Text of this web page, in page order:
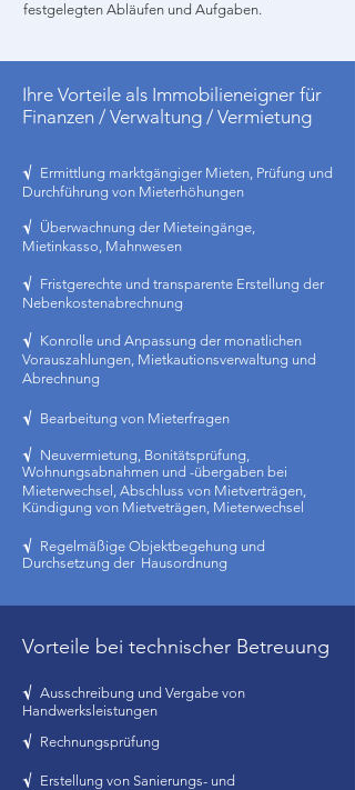
festgelegten Abläufen und Aufgaben.
Ihre Vorteile als Immobilieneigner für
Finanzen / Verwaltung / Vermietung
√ Ermittlung marktgängiger Mieten, Prüfung und
Durchführung von Mieterhöhungen
√ Überwachnung der Mieteingänge,
Mietinkasso, Mahnwesen
√ Fristgerechte und transparente Erstellung der
Nebenkostenabrechnung
√ Konrolle und Anpassung der monatlichen
Vorauszahlungen, Mietkautionsverwaltung und
Abrechnung
√ Bearbeitung von Mieterfragen
√ Neuvermietung, Bonitätsprüfung,
Wohnungsabnahmen und -übergaben bei
Mieterwechsel, Abschluss von Mietverträgen,
Kündigung von Mietveträgen, Mieterwechsel
√ Regelmäßige Objektbegehung und
Durchsetzung der Hausordnung
Vorteile bei technischer Betreuung
√ Ausschreibung und Vergabe von
Handwerksleistungen
√ Rechnungsprüfung
√ Erstellung von Sanierungs- und